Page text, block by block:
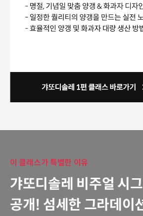
이 클래스가 특별한 이유
갸또디솔레 비주얼 시
공개! 섬세한 그라데이